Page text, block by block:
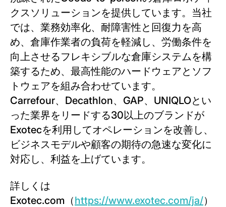
クスソリューションを提供しています。当社
では、業務効率化、耐障害性と回復力を高
め、倉庫作業者の負荷を軽減し、労働条件を
向上させるフレキシブルな倉庫システムを構
築するため、最高性能のハードウェアとソフ
トウェアを組み合わせています。
Carrefour、Decathlon、GAP、UNIQLOとい
った業界をリードする30以上のブランドが
Exotecを利用してオペレーションを改善し、
ビジネスモデルや顧客の期待の急速な変化に
対応し、利益を上げています。
詳しくは
Exotec.com（https://www.exotec.com/ja/）